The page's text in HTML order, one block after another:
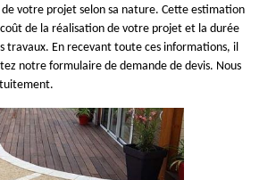
de votre projet selon sa nature. Cette estimation
de la réalisation de votre projet et la durée
travaux. En recevant toute ces informations, il
notre formulaire de demande de devis. Nous